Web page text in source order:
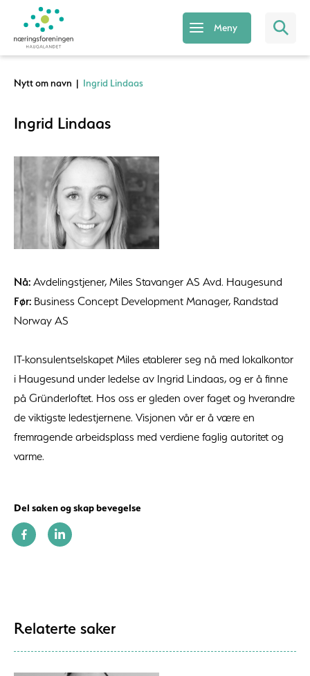
Meny
Nytt om navn | Ingrid Lindaas
Ingrid Lindaas
Nå: Avdelingstjener, Miles Stavanger AS Avd. Haugesund
Før: Business Concept Development Manager, Randstad
Norway AS
IT-konsulentselskapet Miles etablerer seg nå med lokalkontor
i Haugesund under ledelse av Ingrid Lindaas, og er å finne
på Gründerloftet. Hos oss er gleden over faget og hverandre
de viktigste ledestjernene. Visjonen vår er å være en
fremragende arbeidsplass med verdiene faglig autoritet og
varme.
Del saken og skap bevegelse
Relaterte saker